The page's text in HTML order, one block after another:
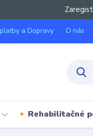
a Dopravy O nás
Rehabilitačné